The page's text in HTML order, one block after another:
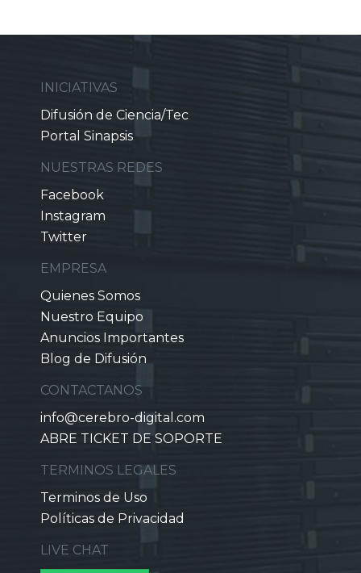
INICIATIVAS
Difusión de Ciencia/Tec
Portal Sinapsis
NUESTRAS REDES
Facebook
Instagram
Twitter
EMPRESA
Quienes Somos
Nuestro Equipo
Anuncios Importantes
Blog de Difusión
CONTACTANOS
info@cerebro-digital.com
ABRE TICKET DE SOPORTE
TERMINOS LEGALES
Terminos de Uso
Políticas de Privacidad
LIVE CHAT